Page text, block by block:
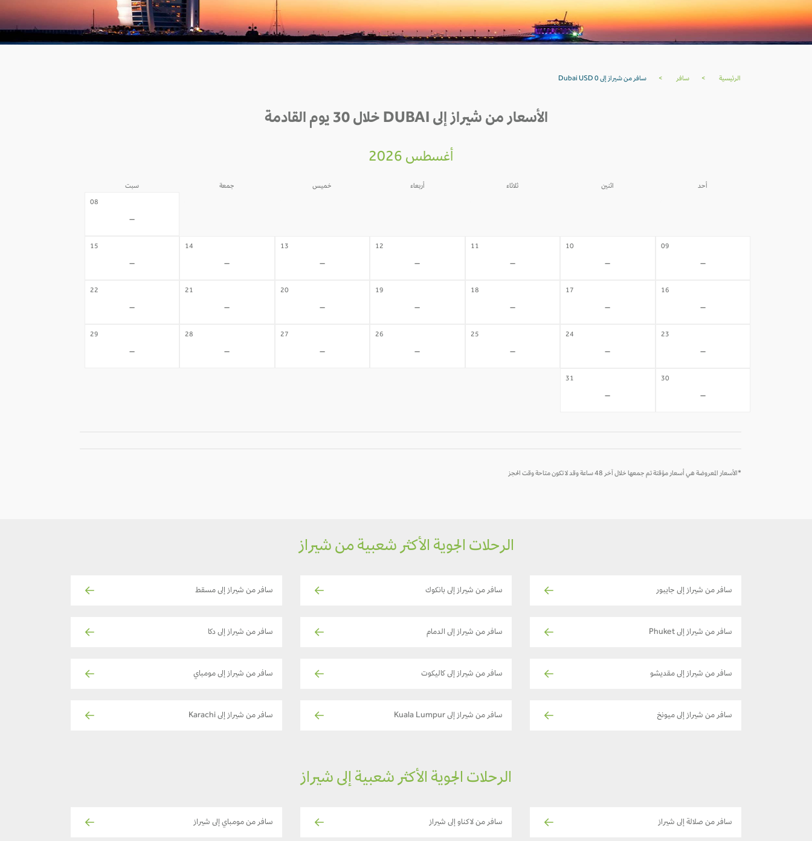
الرئيسية > سافر > سافر من شيراز إلى Dubai USD 0
الأسعار من شيراز إلى DUBAI خلال 30 يوم القادمة
أغسطس 2026
أحد اثنين ثلاثاء أربعاء خميس جمعة سبت
08
-
09
-
10
-
11
-
12
-
13
-
14
-
15
-
16
-
17
-
18
-
19
-
20
-
21
-
22
-
23
-
24
-
25
-
26
-
27
-
28
-
29
-
30
-
31
-
*الأسعار المعروضة هي أسعار مؤقتة تم جمعها خلال آخر 48 ساعة وقد لا تكون متاحة وقت الحجز
الرحلات الجوية الأكثر شعبية من شيراز
سافر من شيراز إلى جايبور سافر من شيراز إلى بانكوك سافر من شيراز إلى مسقط
سافر من شيراز إلى Phuket سافر من شيراز إلى الدمام سافر من شيراز إلى دكا
سافر من شيراز إلى مقديشو سافر من شيراز إلى كاليكوت سافر من شيراز إلى مومباي
سافر من شيراز إلى ميونخ سافر من شيراز إلى Kuala Lumpur سافر من شيراز إلى Karachi
الرحلات الجوية الأكثر شعبية إلى شيراز
سافر من صلالة إلى شيراز سافر من لاكناو إلى شيراز سافر من مومباي إلى شيراز